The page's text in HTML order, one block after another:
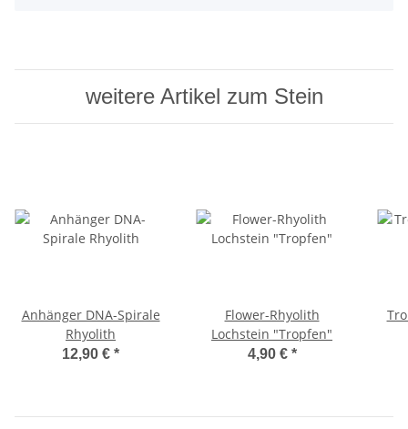
weitere Artikel zum Stein
Anhänger DNA-Spirale
Rhyolith
12,90 € *
Flower-Rhyolith
Lochstein "Tropfen"
4,90 € *